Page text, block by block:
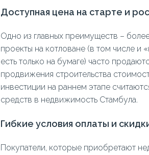
Доступная цена на старте и
Одно из главных преимуществ – более
проекты на котловане (в том числе и
есть только на бумаге) часто
продвижения строительства
инвестиции на раннем этапе
средств в недвижимость Стамбула.
Гибкие условия оплаты и
Покупатели, которые приобретают